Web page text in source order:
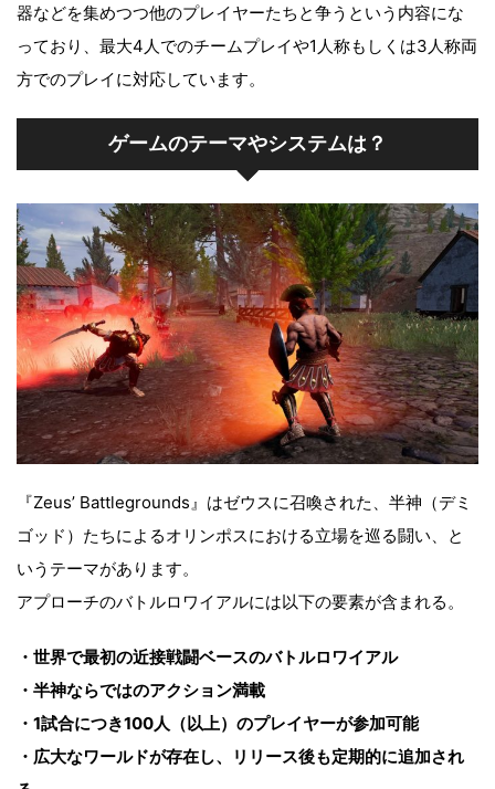
器などを集めつつ他のプレイヤーたちと争うという内容にな
っており、最大4人でのチームプレイや1人称もしくは3人称両
方でのプレイに対応しています。
ゲームのテーマやシステムは？
『Zeus’ Battlegrounds』はゼウスに召喚された、半神（デミ
ゴッド）たちによるオリンポスにおける立場を巡る闘い、と
いうテーマがあります。
アプローチのバトルロワイアルには以下の要素が含まれる。
・世界で最初の近接戦闘ベースのバトルロワイアル
・半神ならではのアクション満載
・1試合につき100人（以上）のプレイヤーが参加可能
・広大なワールドが存在し、リリース後も定期的に追加され